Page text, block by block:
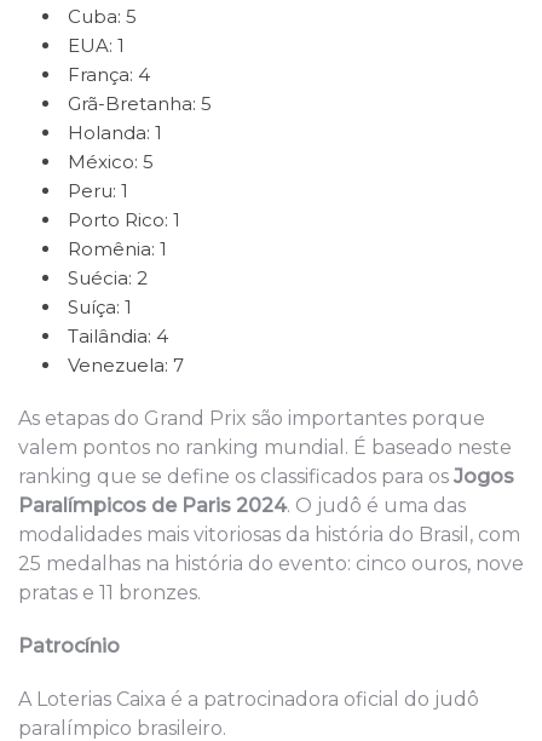
Cuba: 5
EUA: 1
França: 4
Grã-Bretanha: 5
Holanda: 1
México: 5
Peru: 1
Porto Rico: 1
Romênia: 1
Suécia: 2
Suíça: 1
Tailândia: 4
Venezuela: 7
As etapas do Grand Prix são importantes porque
valem pontos no ranking mundial. É baseado neste
ranking que se define os classificados para os Jogos
Paralímpicos de Paris 2024. O judô é uma das
modalidades mais vitoriosas da história do Brasil, com
25 medalhas na história do evento: cinco ouros, nove
pratas e 11 bronzes.
Patrocínio
A Loterias Caixa é a patrocinadora oficial do judô
paralímpico brasileiro.